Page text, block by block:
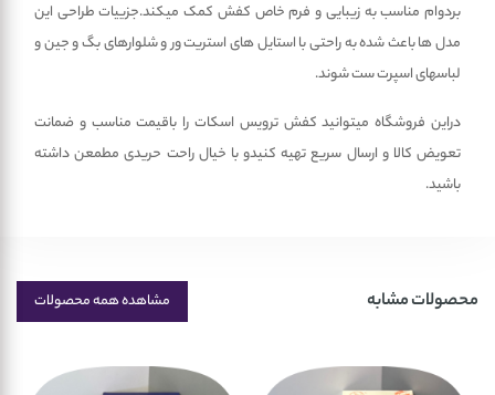
بردوام مناسب به زیبایی و فرم خاص کفش کمک میکند.جزییات طراحی این
مدل ها باعث شده به راحتی با استایل های استریت ور و شلوارهای بگ و جین و
لباسهای اسپرت ست شوند.
دراین فروشگاه میتوانید کفش ترویس اسکات را باقیمت مناسب و ضمانت
تعویض کالا و ارسال سریع تهیه کنیدو با خیال راحت حریدی مطمعن داشته
باشید.
محصولات مشابه مشاهده همه محصولات